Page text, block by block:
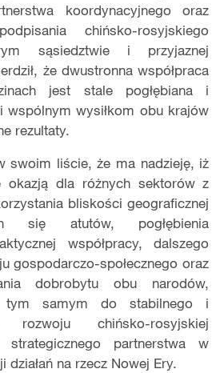
koordynacyjnego oraz
chińsko-rosyjskiego
sąsiedztwie i przyjaznej
że dwustronna współpraca
jest stale pogłębiana i
wspólnym wysiłkom obu krajów
rezultaty.
swoim liście, że ma nadzieję, iż
okazją dla różnych sektorów z
bliskości geograficznej
się atutów, pogłębienia
współpracy, dalszego
gospodarczo-społecznego oraz
dobrobytu obu narodów,
tym samym do stabilnego i
rozwoju chińsko-rosyjskiej
strategicznego partnerstwa w
działań na rzecz Nowej Ery.